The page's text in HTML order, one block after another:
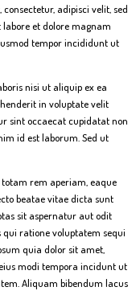
adipisci velit, sed
et dolore magnam
tempor incididunt ut
nisi ut aliquip ex ea
in voluptate velit
sint occaecat cupidatat non
id est laborum. Sed ut
rem aperiam, eaque
beatae vitae dicta sunt
sit aspernatur aut odit
ratione voluptatem sequi
quia dolor sit amet,
modi tempora incidunt ut
Aliquam bibendum lacus